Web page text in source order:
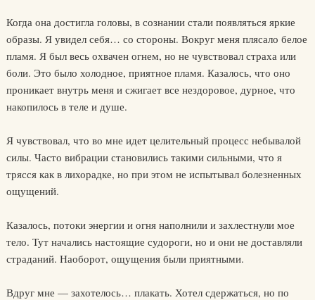
Когда она достигла головы, в сознании стали появляться яркие
образы. Я увидел себя… со стороны. Вокруг меня плясало белое
пламя. Я был весь охвачен огнем, но не чувствовал страха или
боли. Это было холодное, приятное пламя. Казалось, что оно
проникает внутрь меня и сжигает все нездоровое, дурное, что
накопилось в теле и душе.
Я чувствовал, что во мне идет целительный процесс небывалой
силы. Часто вибрации становились такими сильными, что я
трясся как в лихорадке, но при этом не испытывал болезненных
ощущений.
Казалось, потоки энергии и огня наполнили и захлестнули мое
тело. Тут начались настоящие судороги, но и они не доставляли
страданий. Наоборот, ощущения были приятными.
Вдруг мне — захотелось… плакать. Хотел сдержаться, но по